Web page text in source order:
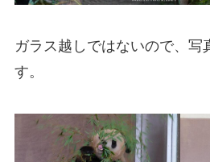
ガラス越しではないので、写
す。